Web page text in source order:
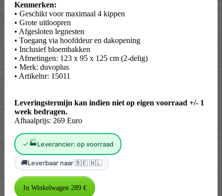
Kenmerken:
• Geschikt voor maximaal 4 kippen
• Grote uitloopren
• Afgesloten legnesten
• Toegang via hoofddeur en dakopening
• Inclusief bloembakken
• Afmetingen: 123 x 95 x 125 cm (2-delig)
• Merk: duvoplus
• Artikelnr: 15011
Leveringstermijn kan indien niet op eigen voorraad +/- 1
week bedragen.
Afhaalprijs: 269 Euro
🏭Leverancier: op voorraad
🚚Leverbaar naar 🇧🇪 🇳🇱